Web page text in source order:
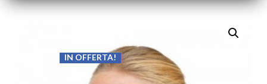
IN OFFERTA!